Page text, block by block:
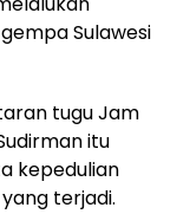
Sulawesi
tugu Jam
itu
kepedulian
terjadi.